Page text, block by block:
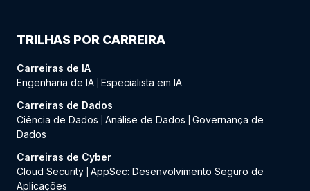
TRILHAS POR CARREIRA
Carreiras de IA
Engenharia de IA Especialista em IA
Carreiras de Dados
Ciência de Dados
Análise de Dados
Governança de
Dados
Carreiras de Cyber
Cloud Security AppSec: Desenvolvimento Seguro de
Aplicações